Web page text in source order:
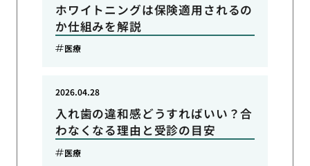
ホワイトニングは保険適用されるの
か仕組みを解説
医療
入れ歯の違和感どうすればいい？合
わなくなる理由と受診の目安
2026.04.28
医療